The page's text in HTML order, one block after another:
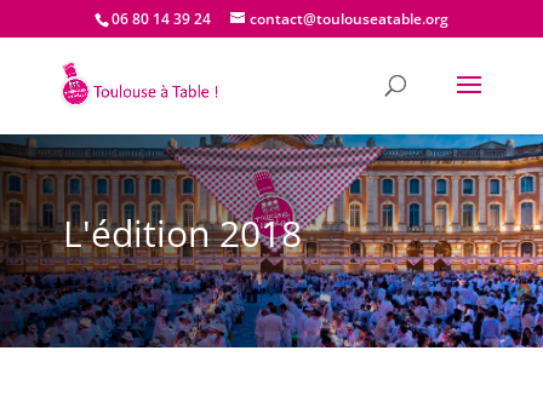
06 80 14 39 24 contact@toulouseatable.org
L'édition 2018